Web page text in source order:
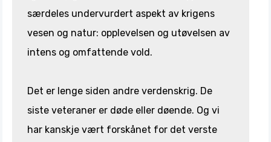
særdeles undervurdert aspekt av krigens
vesen og natur: opplevelsen og utøvelsen av
intens og omfattende vold.
Det er lenge siden andre verdenskrig. De
siste veteraner er døde eller døende. Og vi
har kanskje vært forskånet for det verste